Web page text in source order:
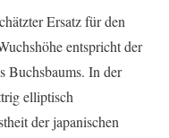
Ersatz für den
entspricht der
Buchsbaums. In der
elliptisch
der japanischen